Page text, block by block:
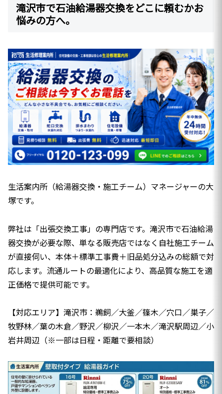
滝沢市で石油給湯器交換をどこに頼むかお
悩みの方へ。
生活案内所（給湯器交換・施工チーム）マネージャーの大
塚です。
弊社は「出張交換工事」の専門店です。滝沢市で石油給湯
器交換が必要な際、単なる販売店ではなく自社施工チーム
が直接伺い、本体＋標準工事費＋旧品処分込みの総額で対
応します。流通ルートの最適化により、高品質な施工を適
正価格で提供可能です。
【対応エリア】滝沢市：鵜飼／大釜／篠木／穴口／巣子／
牧野林／葉の木倉／野沢／柳沢／一本木／滝沢駅周辺／小
岩井周辺（※一部は日程・距離で要相談）